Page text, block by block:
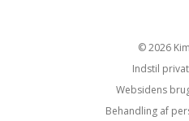
© 2026
Indstil
Websidens
Behandling af